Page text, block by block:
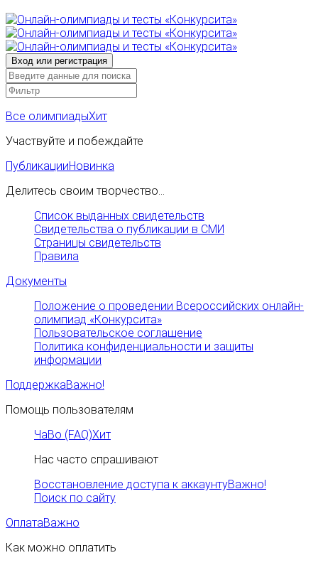
Все олимпиадыХит
Участвуйте и побеждайте
ПубликацииНовинка
Делитесь своим творчество...
Список выданных свидетельств
Свидетельства о публикации в СМИ
Страницы свидетельств
Правила
Документы
Положение о проведении Всероссийских онлайн-
олимпиад «Конкурсита»
Пользовательское соглашение
Политика конфиденциальности и защиты
информации
ПоддержкаВажно!
Помощь пользователям
ЧаВо (FAQ)Хит
Нас часто спрашивают
Восстановление доступа к аккаунтуВажно!
Поиск по сайту
ОплатаВажно
Как можно оплатить